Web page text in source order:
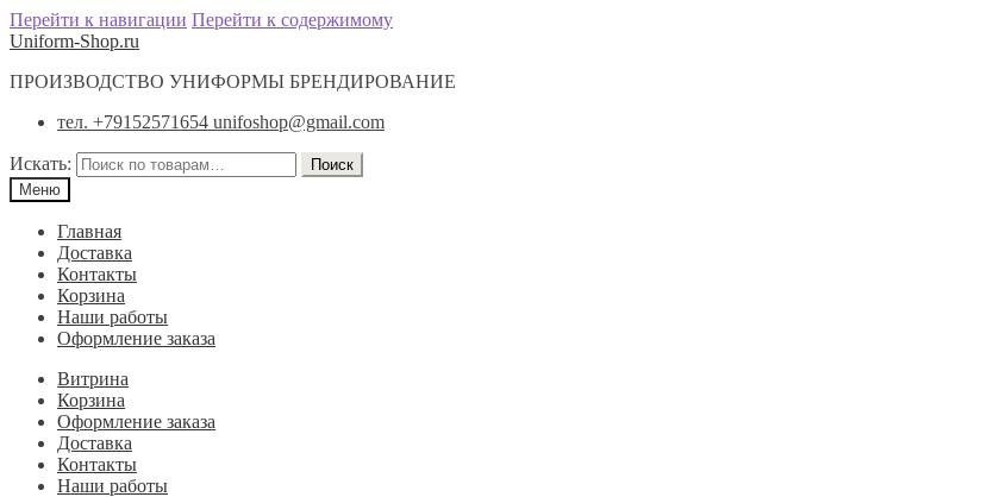
Перейти к навигации Перейти к содержимому
Uniform-Shop.ru
ПРОИЗВОДСТВО УНИФОРМЫ БРЕНДИРОВАНИЕ
тел. +79152571654 unifoshop@gmail.com
Искать:
Поиск
Меню
Главная
Доставка
Контакты
Корзина
Наши работы
Оформление заказа
Витрина
Корзина
Оформление заказа
Доставка
Контакты
Наши работы